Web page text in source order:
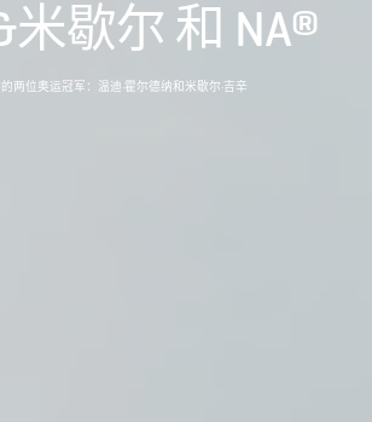
米歇尔 和 NA®
的两位奥运冠军：温迪·霍尔德纳和米歇尔·吉辛